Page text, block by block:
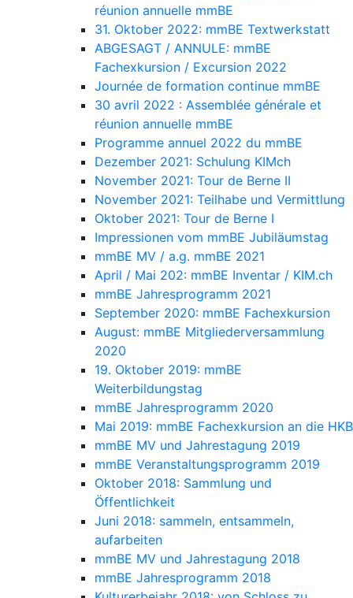
réunion annuelle mmBE
31. Oktober 2022: mmBE Textwerkstatt
ABGESAGT / ANNULE: mmBE
Fachexkursion / Excursion 2022
Journée de formation continue mmBE
30 avril 2022 : Assemblée générale et
réunion annuelle mmBE
Programme annuel 2022 du mmBE
Dezember 2021: Schulung KIMch
November 2021: Tour de Berne II
November 2021: Teilhabe und Vermittlung
Oktober 2021: Tour de Berne I
Impressionen vom mmBE Jubiläumstag
mmBE MV / a.g. mmBE 2021
April / Mai 202: mmBE Inventar / KIM.ch
mmBE Jahresprogramm 2021
September 2020: mmBE Fachexkursion
August: mmBE Mitgliederversammlung
2020
19. Oktober 2019: mmBE
Weiterbildungstag
mmBE Jahresprogramm 2020
Mai 2019: mmBE Fachexkursion an die HKB
mmBE MV und Jahrestagung 2019
mmBE Veranstaltungsprogramm 2019
Oktober 2018: Sammlung und
Öffentlichkeit
Juni 2018: sammeln, entsammeln,
aufarbeiten
mmBE MV und Jahrestagung 2018
mmBE Jahresprogramm 2018